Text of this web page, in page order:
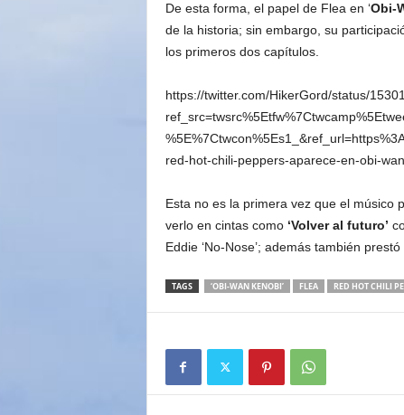
De esta forma, el papel de Flea en ‘Obi-
de la historia; sin embargo, su
los primeros dos capítulos.
https://twitter.com/HikerGord/status/
red-hot-chili-peppers-aparece-en-obi-
Esta no es la primera vez que el músico
verlo en cintas como ‘Volver al futuro’
Eddie ‘No-Nose’; además también prestó
TAGS ‘OBI-WAN KENOBI’ FLEA RED HOT CHILI